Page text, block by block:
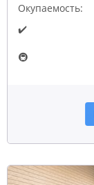
Окупаемость:
✔️
🚇